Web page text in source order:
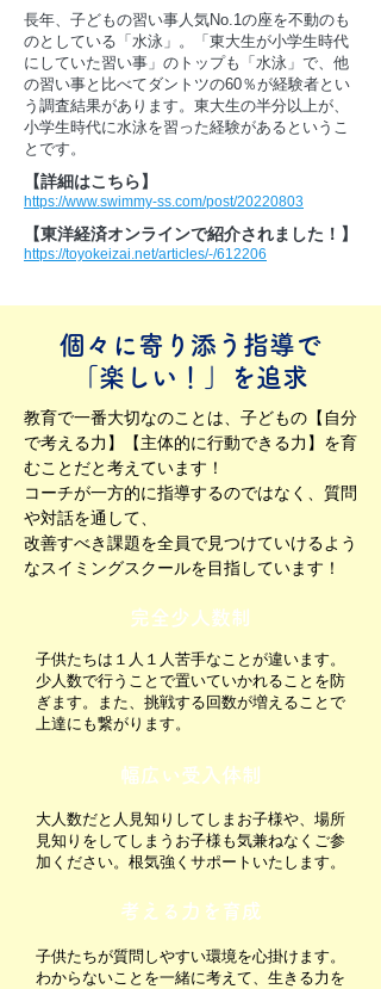
長年、子どもの習い事人気No.1の座を不動のも
のとしている「水泳」。「東大生が小学生時代
にしていた習い事」のトップも「水泳」で、他
の習い事と比べてダントツの60％が経験者とい
う調査結果があります。東大生の半分以上が、
小学生時代に水泳を習った経験があるというこ
とです。​
​【詳細はこちら】
https://www.swimmy-ss.com/post/20220803
【東洋経済オンラインで紹介されました！】
https://toyokeizai.net/articles/-/612206
​個々に寄り添う指導で
「楽しい！」を追求
教育で一番大切なのことは、子どもの【自分
で考える力】【主体的に行動できる力】を育
むことだと考えています！
コーチが一方的に指導するのではなく、質問
や対話を通して、
改善すべき課題を全員で見つけていけるよう
なスイミングスクールを目指しています！
完全少人数制
子供たちは１人１人苦手なことが違います。
少人数で行うことで置いていかれることを防
ぎます。また、挑戦する回数が増えることで​
上達にも繋がります。
​幅広い受入体制
大人数だと人見知り して しまお子様や、 場所
見知りをして しまう お子様も気兼ねなく ご参
加ください。 根気強くサポートいたします。
​考える力を育成
子供たちが質問しやすい環境を心掛けます。
わからないことを一緒に考えて、生きる力を